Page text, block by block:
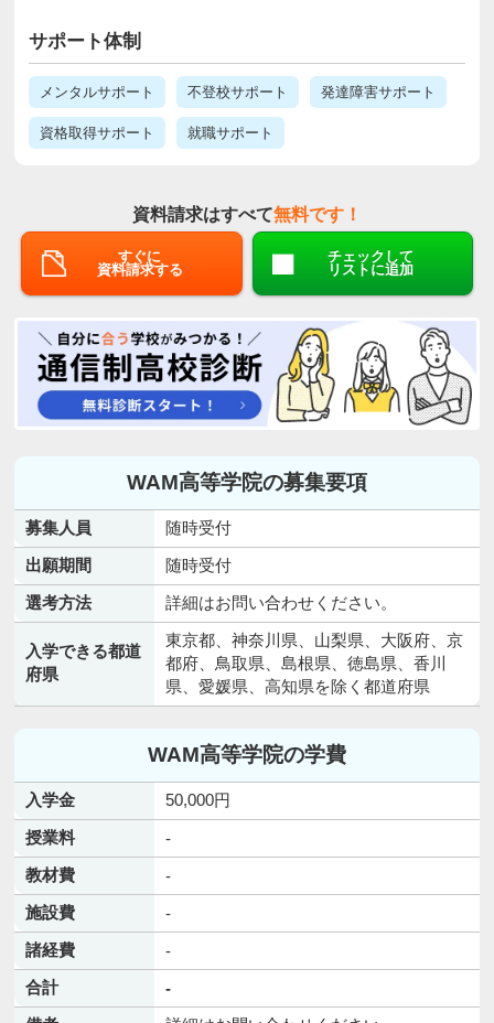
サポート体制
メンタルサポート 不登校サポート 発達障害サポート
資格取得サポート 就職サポート
資料請求はすべて無料です！
すぐに
資料請求する
チェックして
リストに追加
WAM高等学院の募集要項
募集人員
随時受付
出願期間
随時受付
選考方法
詳細はお問い合わせください。
入学できる都道
府県
東京都、神奈川県、山梨県、大阪府、京
都府、鳥取県、島根県、徳島県、香川
県、愛媛県、高知県を除く都道府県
WAM高等学院の学費
入学金
50,000円
授業料
-
教材費
-
施設費
-
諸経費
-
合計
-